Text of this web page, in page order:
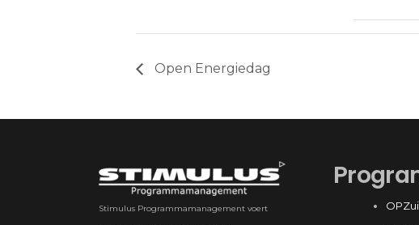
Open Energiedag
Stimulus Programmamanagement voert